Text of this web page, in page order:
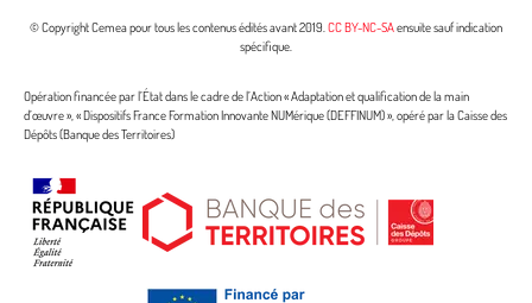
© Copyright Cemea pour tous les contenus édités avant 2019.CC BY-NC-SAensuite sauf indication
spécifique.
Opération financée par l’État dans le cadre de l’Action « Adaptation et qualification de la main
d’œuvre », « Dispositifs France Formation Innovante NUMérique (DEFFINUM) », opéré par la Caisse des
Dépôts (Banque des Territoires)